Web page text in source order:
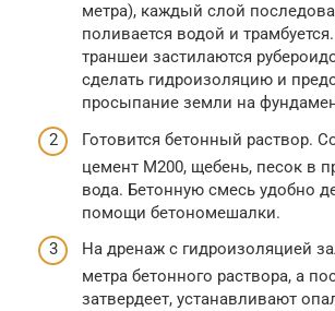
метра), каждый слой
поливается водой и
траншеи застилаются
сделать гидроизоляцию и
просыпание земли на
Готовится бетонный раствор.
цемент М200, щебень, песок в
вода. Бетонную смесь удобно
помощи бетономешалки.
На дренаж с гидроизоляцией
метра бетонного раствора, а
затвердеет, устанавливают